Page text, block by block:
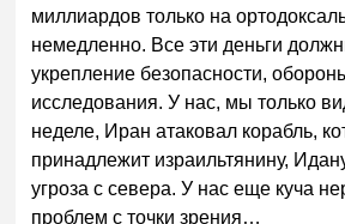
миллиардов только на
немедленно. Все эти деньги
укрепление безопасности,
исследования. У нас, мы только
неделе, Иран атаковал корабль,
принадлежит израильтянину,
угроза с севера. У нас еще куча
проблем с точки зрения…